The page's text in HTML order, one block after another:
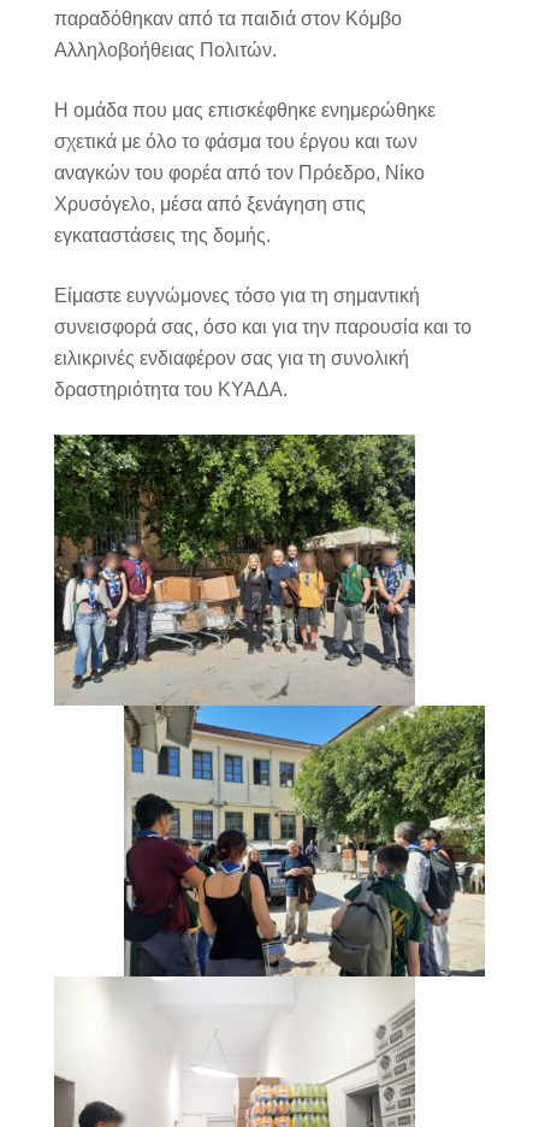
παραδόθηκαν από τα παιδιά στον Κόμβο
Αλληλοβοήθειας Πολιτών.
Η ομάδα που μας επισκέφθηκε ενημερώθηκε
σχετικά με όλο το φάσμα του έργου και των
αναγκών του φορέα από τον Πρόεδρο, Νίκο
Χρυσόγελο, μέσα από ξενάγηση στις
εγκαταστάσεις της δομής.
Είμαστε ευγνώμονες τόσο για τη σημαντική
συνεισφορά σας, όσο και για την παρουσία και το
ειλικρινές ενδιαφέρον σας για τη συνολική
δραστηριότητα του ΚΥΑΔΑ.